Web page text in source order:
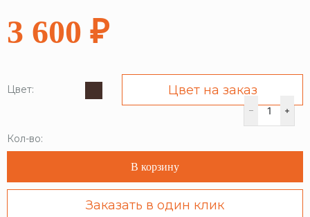
3 600 ₽
Цвет: Цвет на заказ
Кол-во:
В корзину
Заказать в один клик